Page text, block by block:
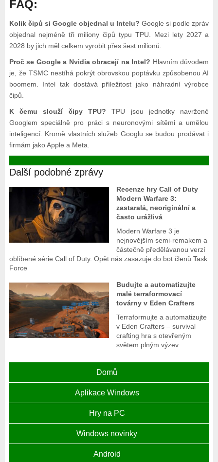
FAQ:
Kolik čipů si Google objednal u Intelu? Google si podle zpráv
objednal nejméně tři miliony čipů typu TPU. Mezi lety 2027 a
2028 by jich měl celkem vyrobit přes šest milionů.
Proč se Google a Nvidia obracejí na Intel? Hlavním důvodem
je, že TSMC nestíhá pokrýt obrovskou poptávku způsobenou AI
boomem. Intel tak dostává příležitost jako náhradní výrobce
čipů.
K čemu slouží čipy TPU? TPU jsou jednotky navržené
Googlem speciálně pro práci s neuronovými sítěmi a umělou
inteligencí. Kromě vlastních služeb Googlu se budou prodávat i
firmám jako Apple a Meta.
Další podobné zprávy
Recenze hry Call of Duty
Modern Warfare 3:
zastaralá, neoriginální a
často urážlivá
Modern Warfare 3 je
nejnovějším semi-remakem a
částečně předělávanou verzí
oblíbené série Call of Duty. Opět nás zasazuje do bot členů Task
Force
Budujte a automatizujte
malé terraformovací
továrny v Eden Crafters
Terraformujte a automatizujte
v Eden Crafters – survival
crafting hra s otevřeným
světem plným výzev.
Domů
Aplikace Windows
Hry na PC
Windows novinky
Android